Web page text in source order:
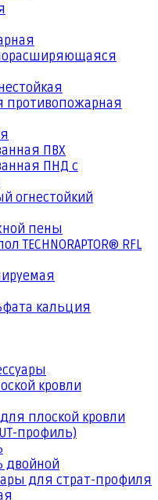
противопожарная
ПВХ
ПНД с
огнестойкий
пены
RFL
кальция
кровли
плоской кровли
профиль)
двойной
для страт-профиля